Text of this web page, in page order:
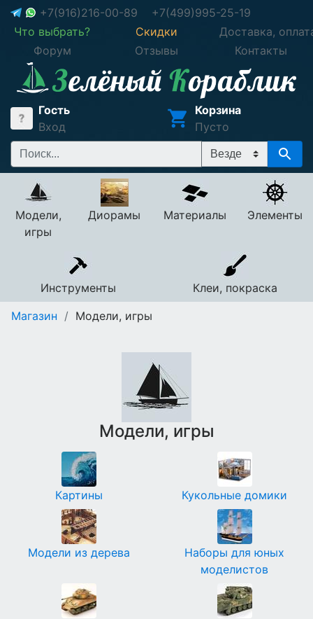
+7(916)216-00-89
+7(499)995-25-19
Что выбрать?
Скидки
Доставка,
Форум
Отзывы Контакты
Гость
Вход
Корзина
Пусто
Модели,
игры
Диорамы Материалы Элементы
Инструменты
Клеи, покраска
Магазин / Модели, игры
Модели, игры
Картины Кукольные домики
Модели из дерева
Наборы для юных
моделистов